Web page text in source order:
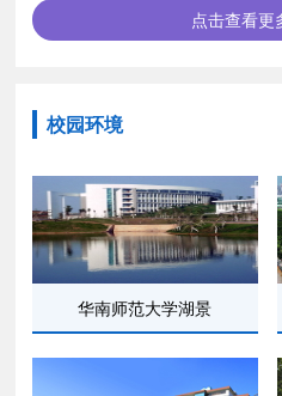
点击查看更
校园环境
华南师范大学湖景